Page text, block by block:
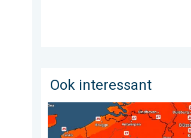
Ook interessant
Zaterdag warmste dag van de